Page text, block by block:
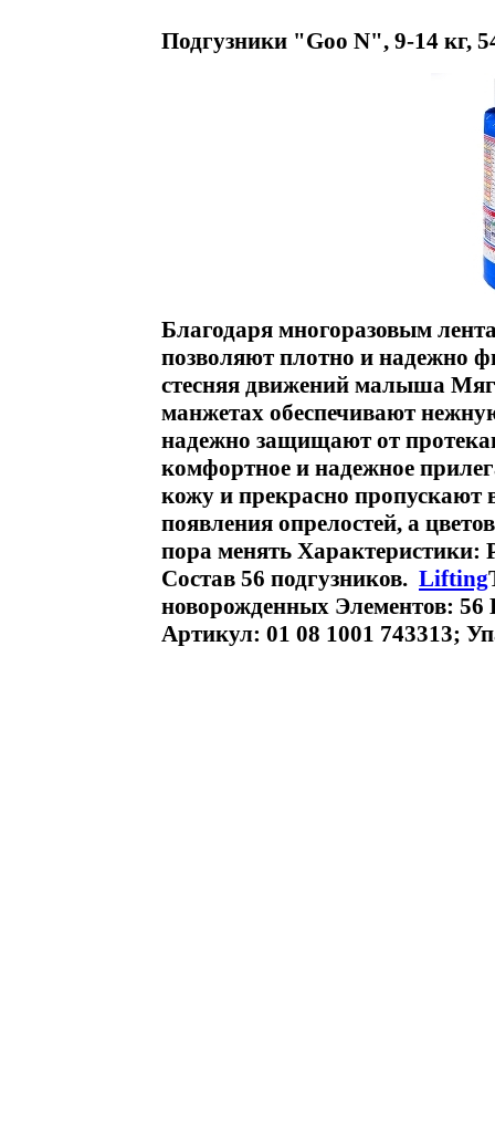
Подгузники "Goo N", 9-14 кг,
Благодаря многоразовым
позволяют плотно и надежно
стесняя движений малыша
манжетах обеспечивают
надежно защищают от
комфортное и надежное
кожу и прекрасно пропускают
появления опрелостей, а
пора менять Характеристики:
Состав 56 подгузников. Lifting
новорожденных Элементов:
Артикул: 01 08 1001 743313;